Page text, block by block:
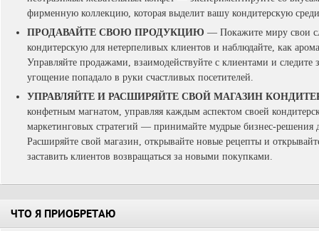
фирменную коллекцию, которая выделит вашу кондитерскую
ПРОДАВАЙТЕ СВОЮ ПРОДУКЦИЮ — Покажите миру свои
кондитерскую для нетерпеливых клиентов и наблюдайте, как
Управляйте продажами, взаимодействуйте с клиентами и следите
угощение попадало в руки счастливых посетителей.
УПРАВЛЯЙТЕ И РАСШИРЯЙТЕ СВОЙ МАГАЗИН
конфетным магнатом, управляя каждым аспектом своей
маркетинговых стратегий — принимайте мудрые бизнес-
Расширяйте свой магазин, открывайте новые рецепты и
заставить клиентов возвращаться за новыми покупками.
ЧТО Я ПРИОБРЕТАЮ